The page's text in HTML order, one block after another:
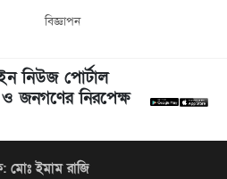
বিজ্ঞাপন
নিউজ পোর্টাল
জনগণের নিরপেক্ষ
মোঃ ইমাম রাজি